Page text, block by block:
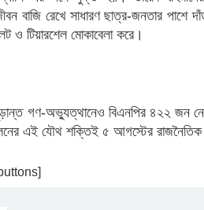
বাজি রেখে সাধারণ ছাত্র-জনতার পাশে
ও টিয়ারশেল মোকাবেলা করে।
গণ-অভ্যুত্থানেও বিএনপির ৪২২ জন
এই যৌথ শক্তিই ৫ আগস্টের রাজনৈতিক